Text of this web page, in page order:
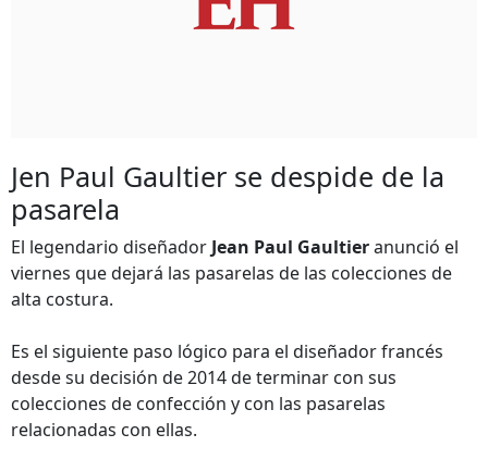
Jen Paul Gaultier se despide de la
pasarela
El legendario diseñador Jean Paul Gaultieranunció el
viernes que dejará las pasarelas de las colecciones de
alta costura.
Es el siguiente paso lógico para el diseñador francés
desde su decisión de 2014 de terminar con sus
colecciones de confección y con las pasarelas
relacionadas con ellas.